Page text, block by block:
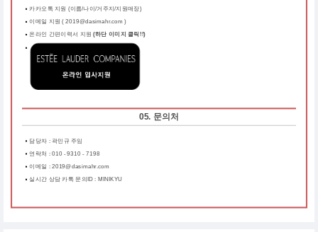
카카오톡 지원 (이름/나이/거주지/지원매장)
이메일 지원 ( 2019@dasimahr.com )
온라인 간편이력서 지원 (하단 이미지 클릭!!)
05. 문의처
담당자 : 곽민규 주임
연락처 : 010 - 9310 - 7198
이메일 : 2019@dasimahr.com
실시간 상담 카톡 문의ID : MINIKYU